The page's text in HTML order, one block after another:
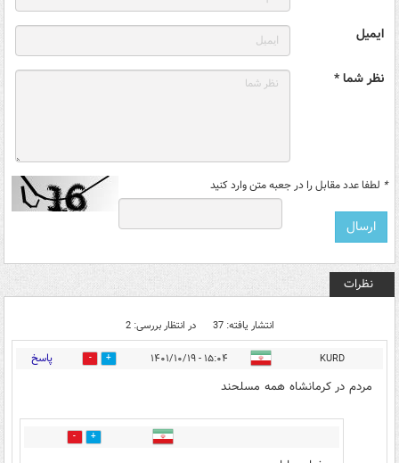
ایمیل
نظر شما *
* لطفا عدد مقابل را در جعبه متن وارد کنید
نظرات
انتشار یافته: 37 در انتظار بررسی: 2
KURD ۱۵:۰۴ - ۱۴۰۱/۱۰/۱۹ 1 پاسخ
مردم در کرمانشاه همه مسلحند
1